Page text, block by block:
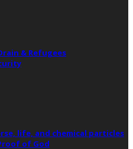
& Refugees
life, and chemical particles
of God